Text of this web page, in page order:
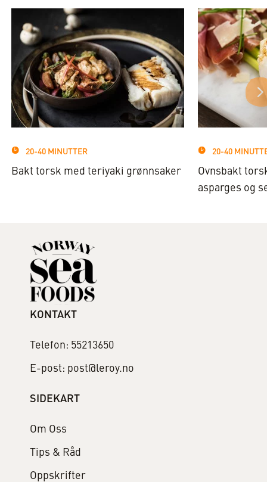
20-40 MINUTTER
Bakt torsk med teriyaki grønnsaker
20-40
Ovnsbakt
asparges og
KONTAKT
Telefon: 55213650
E-post: post@leroy.no
SIDEKART
Om Oss
Tips & Råd
Oppskrifter